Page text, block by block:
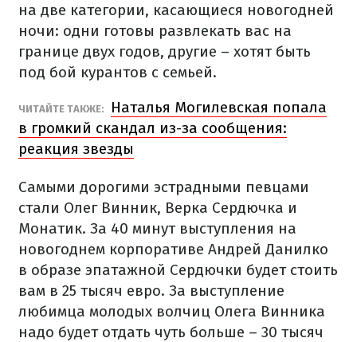
на две категории, касающиеся новогодней
ночи: одни готовы развлекать вас на
границе двух годов, другие – хотят быть
под бой курантов с семьей.
ЧИТАЙТЕ ТАКЖЕ:
Наталья Могилевская попала
в громкий скандал из-за сообщения:
реакция звезды
Самыми дорогими эстрадными певцами
стали Олег Винник, Верка Сердючка и
Монатик. За 40 минут выступления на
новогоднем корпоративе Андрей Данилко
в образе эпатажной Сердючки будет стоить
вам в 25 тысяч евро. За выступление
любимца молодых волчиц Олега Винника
надо будет отдать чуть больше – 30 тысяч